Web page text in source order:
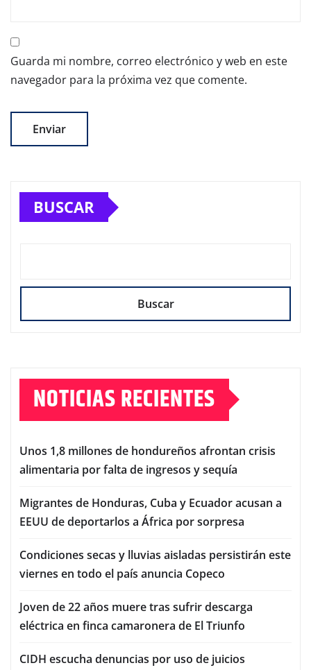
Guarda mi nombre, correo electrónico y web en este
navegador para la próxima vez que comente.
BUSCAR
Buscar
NOTICIAS RECIENTES
Unos 1,8 millones de hondureños afrontan crisis
alimentaria por falta de ingresos y sequía
Migrantes de Honduras, Cuba y Ecuador acusan a
EEUU de deportarlos a África por sorpresa
Condiciones secas y lluvias aisladas persistirán este
viernes en todo el país anuncia Copeco
Joven de 22 años muere tras sufrir descarga
eléctrica en finca camaronera de El Triunfo
CIDH escucha denuncias por uso de juicios